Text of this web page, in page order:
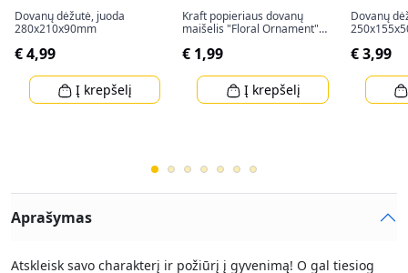
Dovanų dėžutė, juoda
280x210x90mm
€ 4,99
Į krepšelį
Kraft popieriaus dovanų
maišelis "Floral Ornament"
€ 1,99
Į krepšelį
Dovanų
€ 3,99
Aprašymas
Atskleisk savo charakterį ir požiūrį į gyvenimą! O gal tiesiog